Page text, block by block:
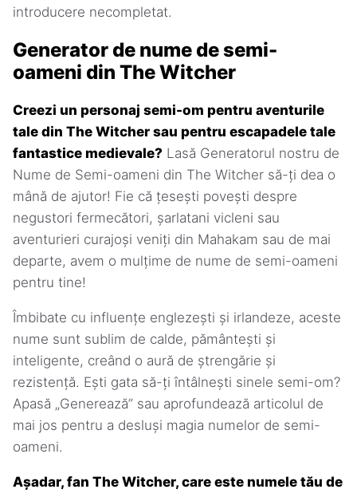
introducere necompletat.
Generator de nume de semi-
oameni din The Witcher
Creezi un personaj semi-om pentru aventurile
tale din The Witcher sau pentru escapadele tale
fantastice medievale? Lasă Generatorul nostru de
Nume de Semi-oameni din The Witcher să-ți dea o
mână de ajutor! Fie că țesești povești despre
negustori fermecători, șarlatani vicleni sau
aventurieri curajoși veniți din Mahakam sau de mai
departe, avem o mulțime de nume de semi-oameni
pentru tine!
Îmbibate cu influențe englezești și irlandeze, aceste
nume sunt sublim de calde, pământești și
inteligente, creând o aură de ștrengărie și
rezistență. Ești gata să-ți întâlnești sinele semi-om?
Apasă „Generează” sau aprofundează articolul de
mai jos pentru a desluși magia numelor de semi-
oameni.
Așadar, fan The Witcher, care este numele tău de